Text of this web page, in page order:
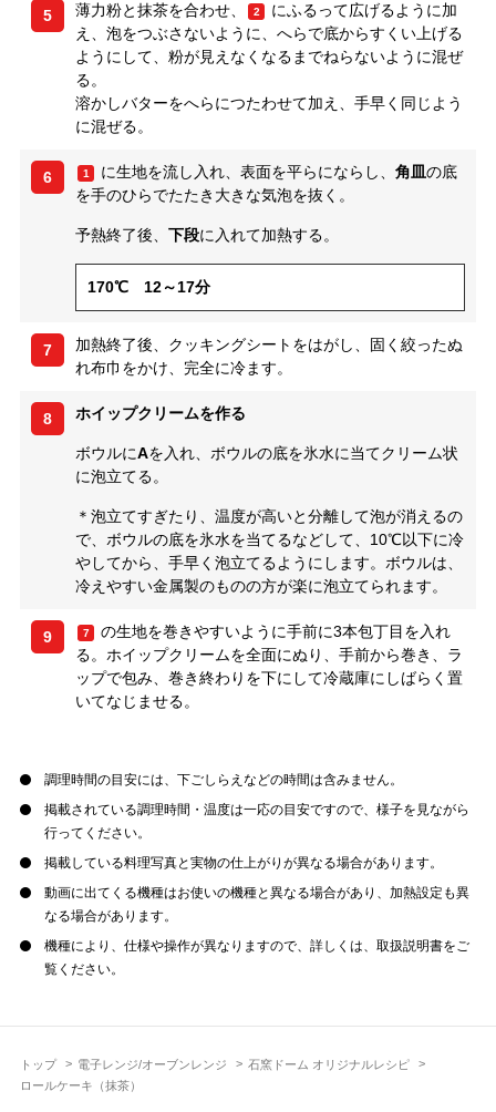
トップ 電子レンジ/オーブンレンジ
石窯ドーム オリジナルレシピ
ロールケーキ（抹茶）
5 薄力粉と抹茶を合わせ、 2
にふるって広げるように加
え、泡をつぶさないように、へらで底からすくい上げる
ようにして、粉が見えなくなるまでねらないように混ぜ
る。
溶かしバターをへらにつたわせて加え、手早く同じよう
に混ぜる。
6 1 に生地を流し入れ、表面を平らにならし、 角皿の底
を手のひらでたたき大きな気泡を抜く。
予熱終了後、 下段に入れて加熱する。
170℃ 12～17分
7
加熱終了後、クッキングシートをはがし、固く絞ったぬ
れ布巾をかけ、完全に冷ます。
8 ホイップクリームを作る
ボウルにAを入れ、ボウルの底を氷水に当てクリーム状
に泡立てる。
＊泡立てすぎたり、温度が高いと分離して泡が消えるの
で、ボウルの底を氷水を当てるなどして、10℃以下に冷
やしてから、手早く泡立てるようにします。ボウルは、
冷えやすい金属製のものの方が楽に泡立てられます。
9 7
の生地を巻きやすいように手前に3本包丁目を入れ
る。ホイップクリームを全面にぬり、手前から巻き、ラ
ップで包み、巻き終わりを下にして冷蔵庫にしばらく置
いてなじませる。
調理時間の目安には、下ごしらえなどの時間は含みません。
掲載されている調理時間・温度は一応の目安ですので、様子を見ながら
行ってください。
掲載している料理写真と実物の仕上がりが異なる場合があります。
動画に出てくる機種はお使いの機種と異なる場合があり、加熱設定も異
なる場合があります。
機種により、仕様や操作が異なりますので、詳しくは、取扱説明書をご
覧ください。